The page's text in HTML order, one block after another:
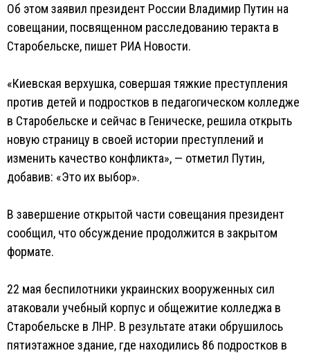
Об этом заявил президент России Владимир Путин на
совещании, посвященном расследованию теракта в
Старобельске, пишет РИА Новости.
«Киевская верхушка, совершая тяжкие преступления
против детей и подростков в педагогическом колледже
в Старобельске и сейчас в Геническе, решила открыть
новую страницу в своей истории преступлений и
изменить качество конфликта», — отметил Путин,
добавив: «Это их выбор».
В завершение открытой части совещания президент
сообщил, что обсуждение продолжится в закрытом
формате.
22 мая беспилотники украинских вооруженных сил
атаковали учебный корпус и общежитие колледжа в
Старобельске в ЛНР. В результате атаки обрушилось
пятиэтажное здание, где находились 86 подростков в